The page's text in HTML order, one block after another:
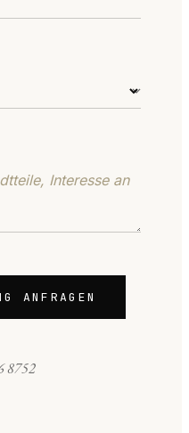
ANFRAGEN
8752